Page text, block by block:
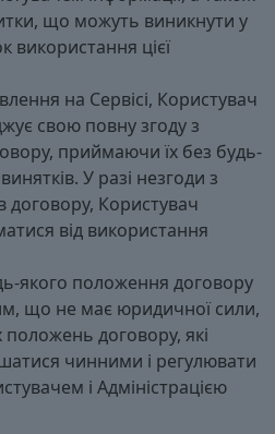
що можуть виникнути у
використання цієї
на Сервісі, Користувач
свою повну згоду з
приймаючи їх без будь-
У разі незгоди з
договору, Користувач
від використання
якого положення договору
що не має юридичної сили,
положень договору, які
чинними і регулювати
і Адміністрацією